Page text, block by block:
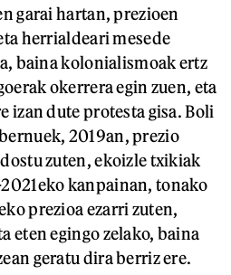
garai hartan, prezioen
herrialdeari mesede
baina kolonialismoak ertz
okerrera egin zuen, eta
izan dute protesta gisa. Boli
2019an, prezio
zuten, ekoizle txikiak
kanpainan, tonako
prezioa ezarri zuten,
eten egingo zelako, baina
geratu dira berriz ere.